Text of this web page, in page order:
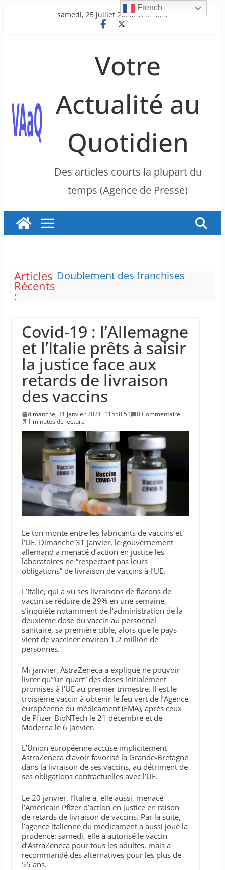
samedi, 25 juillet 2026, 12h14:23
Votre
Actualité au
Quotidien
Des articles courts la plupart du
temps (Agence de Presse)
Articles
Récents
:
Doublement des franchises
Le maire de New York, dit qu’il
n’a pas la capacité juridique
d’arrêter Benyamin Nétanyahou
L’épidémie d’Ebola a entraîné
plus de 1 000 décès en RDC et en
Ouganda
La justice dit non à la chasse
Covid-19 : l’Allemagne
et l’Italie prêts à saisir
la justice face aux
retards de livraison
des vaccins
dimanche, 31 janvier 2021, 11h58:51
0 Commentaire
1 minutes de lecture
Le ton monte entre les fabricants de vaccins et
l’UE. Dimanche 31 janvier, le gouvernement
allemand a menacé d’action en justice les
laboratoires ne “respectant pas leurs
obligations” de livraison de vaccins à l’UE.
L’Italie, qui a vu ses livraisons de flacons de
vaccin se réduire de 29% en une semaine,
s’inquiète notamment de l’administration de la
deuxième dose du vaccin au personnel
sanitaire, sa première cible, alors que le pays
vient de vacciner environ 1,2 million de
personnes.
Mi-janvier, AstraZeneca a expliqué ne pouvoir
livrer qu’“un quart” des doses initialement
promises à l’UE au premier trimestre. Il est le
troisième vaccin à obtenir le feu vert de l’Agence
européenne du médicament (EMA), après ceux
de Pfizer-BioNTech le 21 décembre et de
Moderna le 6 janvier.
L’Union européenne accuse implicitement
AstraZeneca d’avoir favorisé la Grande-Bretagne
dans la livraison de ses vaccins, au détriment de
ses obligations contractuelles avec l’UE.
Le 20 janvier, l’Italie a, elle aussi, menacé
l’Américain Pfizer d’action en justice en raison
de retards de livraison de vaccins. Par la suite,
l’agence italienne du médicament a aussi joué la
prudence: samedi, elle a autorisé le vaccin
d’AstraZeneca pour tous les adultes, mais a
recommandé des alternatives pour les plus de
55 ans.
French